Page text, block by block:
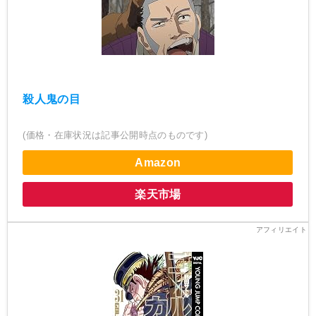
殺人鬼の目
(価格・在庫状況は記事公開時点のものです)
Amazon
楽天市場